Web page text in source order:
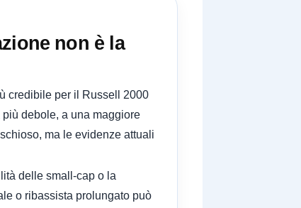
non è la
credibile per il Russell 2000
debole, a una maggiore
ma le evidenze attuali
delle small-cap o la
o ribassista prolungato può